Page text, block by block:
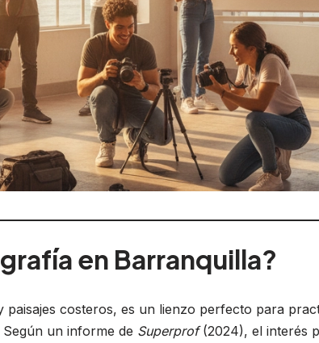
en Barranquilla?
costeros, es un lienzo perfecto para
un informe de Superprof(2024), el interés